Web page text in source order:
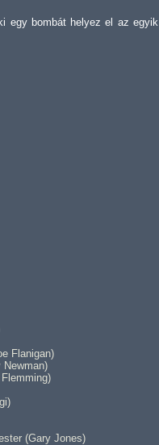
egy bombát helyez el az egyik
Flanigan)
Newman)
(Gary Jones)